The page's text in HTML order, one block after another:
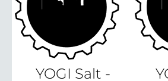
YOGI Salt -